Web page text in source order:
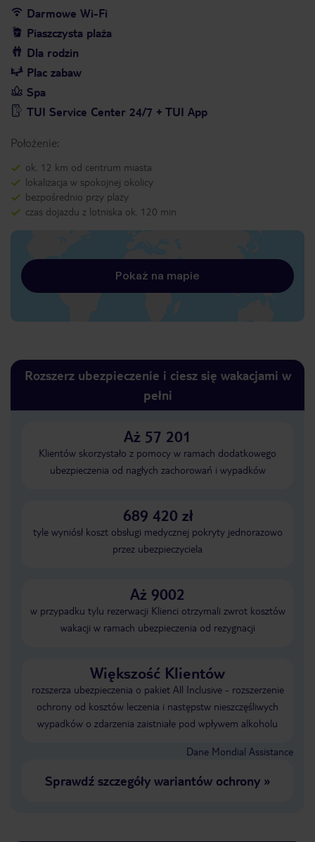
Darmowe Wi-Fi
Piaszczysta plaża
Dla rodzin
Plac zabaw
Spa
TUI Service Center 24/7 + TUI App
Położenie:
ok. 12 km od centrum miasta
lokalizacja w spokojnej okolicy
bezpośrednio przy plaży
czas dojazdu z lotniska ok. 120 min
Pokaż na mapie
Rozszerz ubezpieczenie i ciesz się wakacjami w
pełni
Aż 57 201
Klientów skorzystało z pomocy w ramach dodatkowego
ubezpieczenia od nagłych zachorowań i wypadków
689 420 zł
tyle wyniósł koszt obsługi medycznej pokryty jednorazowo
przez ubezpieczyciela
Aż 9002
w przypadku tylu rezerwacji Klienci otrzymali zwrot kosztów
wakacji w ramach ubezpieczenia od rezygnacji
Większość Klientów
rozszerza ubezpieczenia o pakiet All Inclusive - rozszerzenie
ochrony od kosztów leczenia i następstw nieszczęśliwych
wypadków o zdarzenia zaistniałe pod wpływem alkoholu
Dane Mondial Assistance
Sprawdź szczegóły wariantów ochrony»